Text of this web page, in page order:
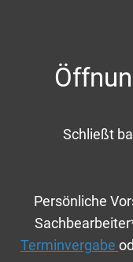
Klicken,
Schließt
Persönliche
Terminvergabe